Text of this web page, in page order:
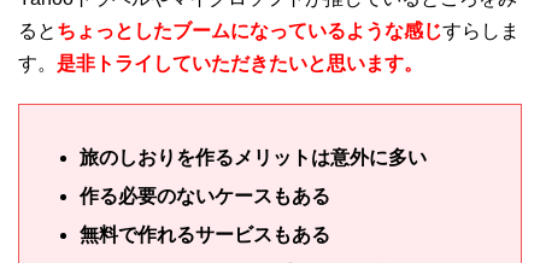
ると ちょっとしたブームになっているような感じすらしま
す。 是非トライしていただきたいと思います。
旅のしおりを作るメリットは意外に多い
作る必要のないケースもある
無料で作れるサービスもある